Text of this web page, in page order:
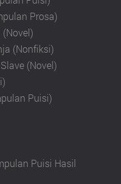
Prosa)
(Nonfiksi)
(Novel)
Puisi)
Puisi Hasil